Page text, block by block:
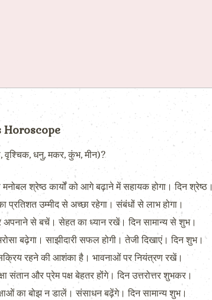
Horoscope
वृश्चिक, धनु, मकर, कुंभ, मीन)?
श्रेष्ठ कार्यों को आगे बढ़ाने में सहायक होगा। दिन श्रेष्ठ।
उम्मीद से अच्छा रहेगा। संबंधों से लाभ होगा।
से बचें। सेहत का ध्यान रखें। दिन सामान्य से शुभ।
बढ़ेगा। साझीदारी सफल होगी। तेजी दिखाएं। दिन शुभ।
रहने की आशंका है। भावनाओं पर नियंत्रण रखें।
और प्रेम पक्ष बेहतर होंगे। दिन उत्तरोत्तर शुभकर।
का बोझ न डालें। संसाधन बढ़ेंगे। दिन सामान्य शुभ।